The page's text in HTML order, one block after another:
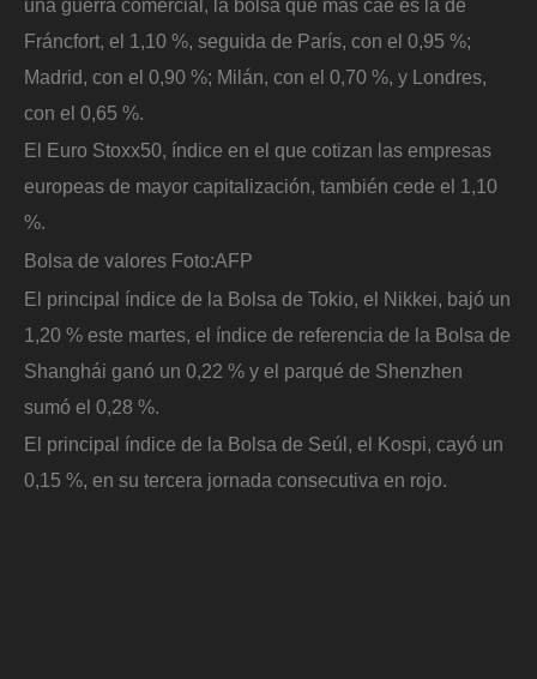
una guerra comercial, la bolsa que más cae es la de
Fráncfort, el 1,10 %, seguida de París, con el 0,95 %;
Madrid, con el 0,90 %; Milán, con el 0,70 %, y Londres,
con el 0,65 %.
El Euro Stoxx50, índice en el que cotizan las empresas
europeas de mayor capitalización, también cede el 1,10
%.
Bolsa de valores Foto:AFP
El principal índice de la Bolsa de Tokio, el Nikkei, bajó un
1,20 % este martes, el índice de referencia de la Bolsa de
Shanghái ganó un 0,22 % y el parqué de Shenzhen
sumó el 0,28 %.
El principal índice de la Bolsa de Seúl, el Kospi, cayó un
0,15 %, en su tercera jornada consecutiva en rojo.